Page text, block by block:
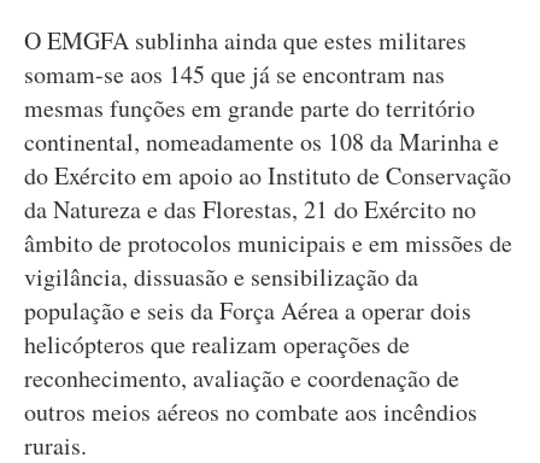
O EMGFA sublinha ainda que estes militares
somam-se aos 145 que já se encontram nas
mesmas funções em grande parte do território
continental, nomeadamente os 108 da Marinha e
do Exército em apoio ao Instituto de Conservação
da Natureza e das Florestas, 21 do Exército no
âmbito de protocolos municipais e em missões de
vigilância, dissuasão e sensibilização da
população e seis da Força Aérea a operar dois
helicópteros que realizam operações de
reconhecimento, avaliação e coordenação de
outros meios aéreos no combate aos incêndios
rurais.